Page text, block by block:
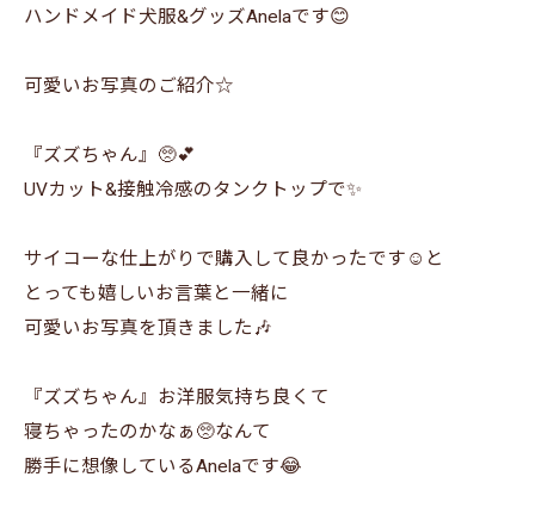
ハンドメイド犬服&グッズAnelaです😊
可愛いお写真のご紹介☆
『ズズちゃん』🥺💕
UVカット&接触冷感のタンクトップで✨
サイコーな仕上がりで購入して良かったです☺️と
とっても嬉しいお言葉と一緒に
可愛いお写真を頂きました🎶
『ズズちゃん』お洋服気持ち良くて
寝ちゃったのかなぁ🥺なんて
勝手に想像しているAnelaです😂